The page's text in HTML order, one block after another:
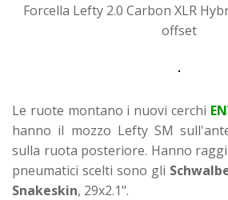
Forcella Lefty 2.0 Carbon XLR
offset
Le ruote montano i nuovi cerchi
hanno il mozzo Lefty SM
sulla ruota posteriore. Hanno raggi
pneumatici scelti sono gli
Snakeskin, 29x2.1".